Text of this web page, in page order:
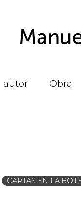
autor Obra
CARTAS EN LA